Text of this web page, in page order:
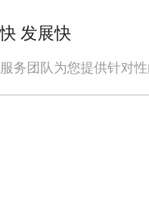
用户自定义报
内部管理，还
务动态，及时调
发展快
务团队为您提供针对